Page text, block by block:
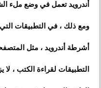
أندرويد تعمل في وضع ملء
ومع ذلك ، في التطبيقات
أشرطة أندرويد ، مثل
التطبيقات لقراءة الكتب ،